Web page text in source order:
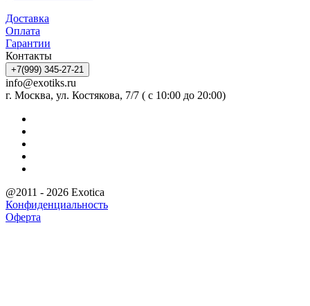
Доставка
Оплата
Гарантии
Контакты
+7(999) 345-27-21
info@exotiks.ru
г. Москва, ул. Костякова, 7/7 ( с 10:00 до 20:00)
@2011 - 2026 Exotica
Конфиденциальность
Оферта